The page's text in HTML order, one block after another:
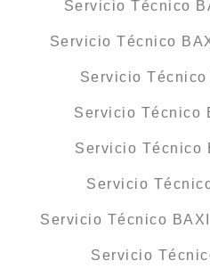
Servicio Técnico
Servicio Técnico
Servicio Técnico
Servicio Técnico
Servicio Técnico
Servicio
Servicio Técnico
Servicio